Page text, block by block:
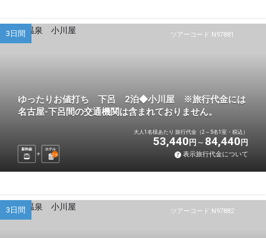
ツアーコード N97881
3日間
ゆったりお値打ち 下呂 2泊◆小川屋 ※旅行代金には
名古屋-下呂間の交通機関は含まれておりません。
新幹線
ホテル
2泊
大人1名様あたり 旅行代金（2～5名1室・税込）
53,440 円 84,440 円
表示旅行代金について
ツアーコード N97882
3日間